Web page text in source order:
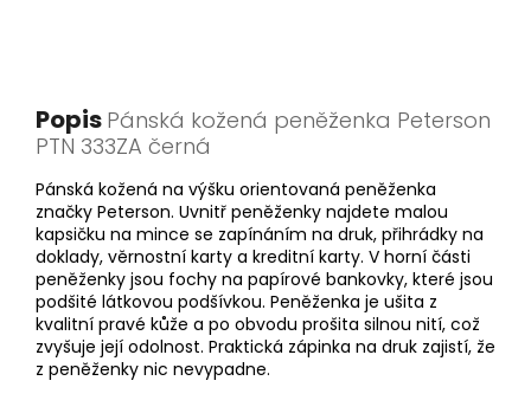
Popis Pánská kožená peněženka Peterson
PTN 333ZA černá
Pánská kožená na výšku orientovaná peněženka
značky Peterson. Uvnitř peněženky najdete malou
kapsičku na mince se zapínáním na druk, přihrádky na
doklady, věrnostní karty a kreditní karty. V horní části
peněženky jsou fochy na papírové bankovky, které jsou
podšité látkovou podšívkou. Peněženka je ušita z
kvalitní pravé kůže a po obvodu prošita silnou nití, což
zvyšuje její odolnost. Praktická zápinka na druk zajistí, že
z peněženky nic nevypadne.